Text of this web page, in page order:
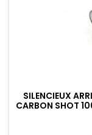
SILENCIEUX
CARBON SHOT